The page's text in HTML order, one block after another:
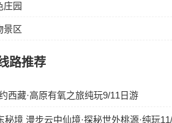
庄园
景区
路推荐
西藏·高原有氧之旅纯玩9/11日游
秘境 漫步云中仙境·探秘世外桃源·纯玩